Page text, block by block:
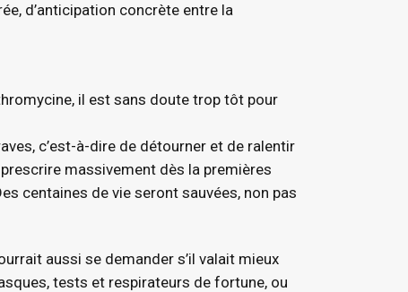
d’anticipation concrète entre la
il est sans doute trop tôt pour
c’est-à-dire de détourner et de ralentir
massivement dès la premières
centaines de vie seront sauvées, non pas
aussi se demander s’il valait mieux
tests et respirateurs de fortune, ou